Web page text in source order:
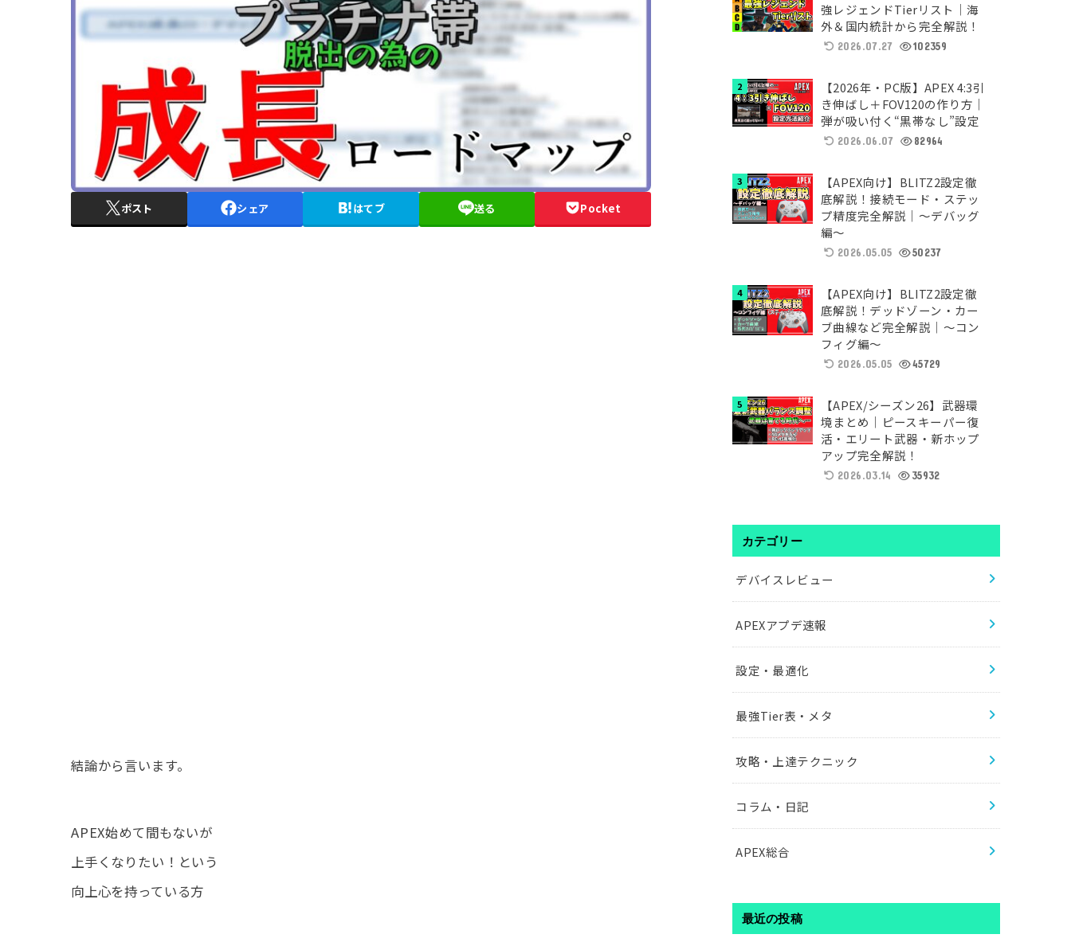
ポスト シェア はてブ 送る Pocket
結論から言います。
APEX始めて間もないが
上手くなりたい！という
向上心を持っている方
強レジェンドTierリスト｜海
外＆国内統計から完全解説！
2026.07.27 102359
【2026年・PC版】APEX 4:3引
き伸ばし＋FOV120の作り方｜
弾が吸い付く“黒帯なし”設定
2026.06.07 82964
【APEX向け】BLITZ2設定徹
底解説！接続モード・ステッ
プ精度完全解説｜～デバッグ
編～
2026.05.05 50237
【APEX向け】BLITZ2設定徹
底解説！デッドゾーン・カー
ブ曲線など完全解説｜～コン
フィグ編～
2026.05.05 45729
【APEX/シーズン26】武器環
境まとめ｜ピースキーパー復
活・エリート武器・新ホップ
アップ完全解説！
2026.03.14 35932
カテゴリー
デバイスレビュー
APEXアプデ速報
設定・最適化
最強Tier表・メタ
攻略・上達テクニック
コラム・日記
APEX総合
最近の投稿